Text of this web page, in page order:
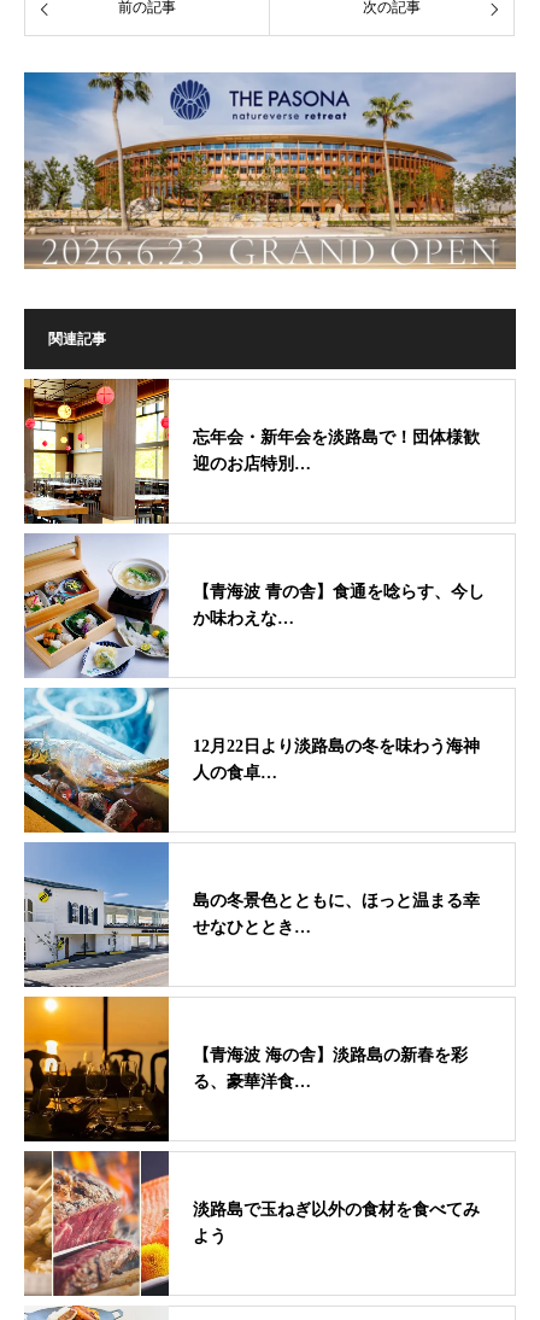
前の記事 次の記事
関連記事
忘年会・新年会を淡路島で！団体様歓
迎のお店特別…
【青海波 青の舎】食通を唸らす、今し
か味わえな…
12月22日より淡路島の冬を味わう海神
人の食卓…
島の冬景色とともに、ほっと温まる幸
せなひととき…
【青海波 海の舎】淡路島の新春を彩
る、豪華洋食…
淡路島で玉ねぎ以外の食材を食べてみ
よう